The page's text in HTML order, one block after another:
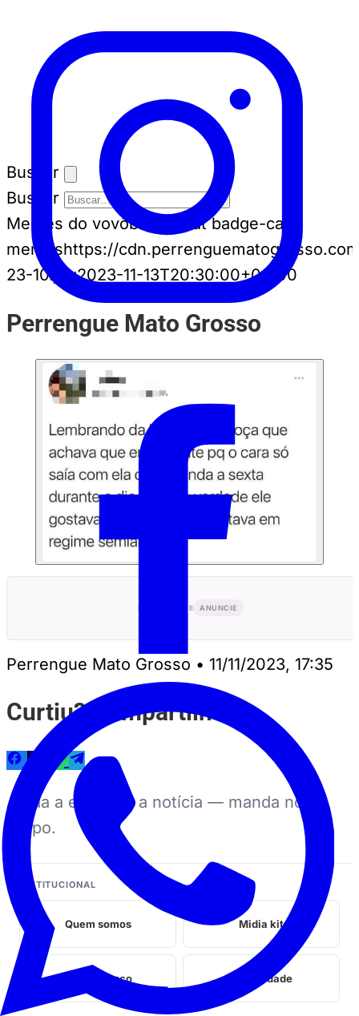
Buscar
Buscar
Memes do vovôbadge-cat badge-cat--
memeshttps://
23-10.jpg2023-11-13T20:30:00+00:00
Perrengue Mato Grosso
PUBLICIDADE ANUNCIE
Perrengue Mato Grosso • 11/11/2023, 17:35
Curtiu? Compartilhe
Ajuda a espalhar a notícia — manda no
grupo.
INSTITUCIONAL
Quem somos Midia kit
Fale conosco Privacidade